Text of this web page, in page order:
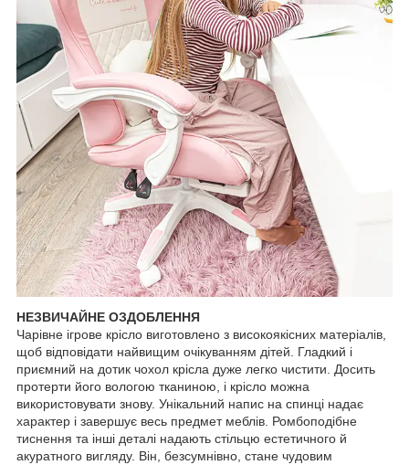
НЕЗВИЧАЙНЕ ОЗДОБЛЕННЯ
Чарівне ігрове крісло виготовлено з високоякісних матеріалів,
щоб відповідати найвищим очікуванням дітей. Гладкий і
приємний на дотик чохол крісла дуже легко чистити. Досить
протерти його вологою тканиною, і крісло можна
використовувати знову. Унікальний напис на спинці надає
характер і завершує весь предмет меблів. Ромбоподібне
тиснення та інші деталі надають стільцю естетичного й
акуратного вигляду. Він, безсумнівно, стане чудовим